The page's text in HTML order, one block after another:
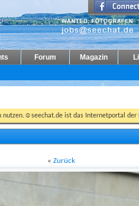
Forum Magazin
nutzen.☺seechat.de ist das Internetportal
« Zurück